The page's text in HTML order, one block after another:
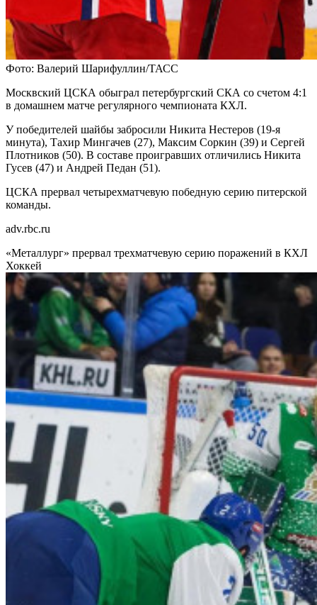
Фото: Валерий Шарифуллин/ТАСС
Москвский ЦСКА обыграл петербургский СКА со счетом 4:1
в домашнем матче регулярного чемпионата КХЛ.
У победителей шайбы забросили Никита Нестеров (19-я
минута), Тахир Мингачев (27), Максим Соркин (39) и Сергей
Плотников (50). В составе проигравших отличились Никита
Гусев (47) и Андрей Педан (51).
ЦСКА прервал четырехматчевую победную серию питерской
команды.
adv.rbc.ru
«Металлург» прервал трехматчевую серию поражений в КХЛ
Хоккей